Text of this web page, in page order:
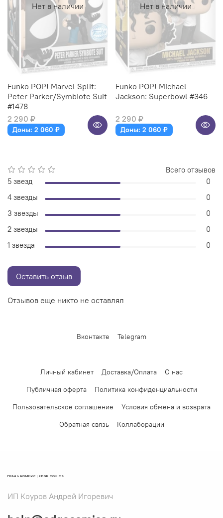
Нет в наличии
Funko POP! Marvel Split:
Peter Parker/Symbiote Suit
#1478
2 290 ₽
Доны: 2 060 ₽
Нет в наличии
Funko POP! Michael
Jackson: Superbowl #346
2 290 ₽
Доны: 2 060 ₽
Отзывов еще никто не оставлял
Всего отзывов
5 звезд
0
4 звезды
0
3 звезды
0
2 звезды
0
1 звезда
0
Оставить отзыв
Вконтакте Telegram
Личный кабинет Доставка/Оплата
О нас
Публичная оферта
Политика конфиденциальности
Пользовательское соглашение
Условия обмена и возврата
Обратная связь
Коллаборации
ГРАНЬ КОМИКС | EDGE COMICS
ИП Коуров Андрей Игоревич